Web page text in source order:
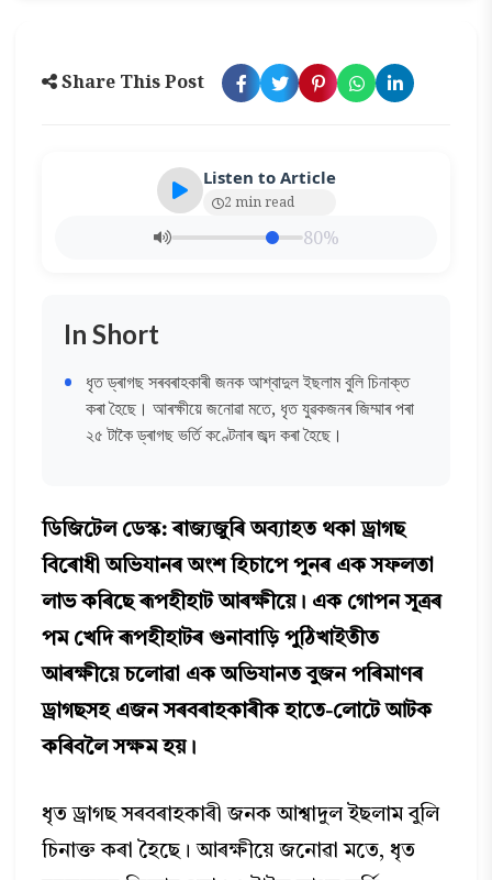
Share This Post
Listen to Article
2 min read
80%
In Short
ধৃত ড্ৰাগছ সৰবৰাহকাৰী জনক আশ্বাদুল ইছলাম বুলি চিনাক্ত
কৰা হৈছে। আৰক্ষীয়ে জনোৱা মতে, ধৃত যুৱকজনৰ জিম্মাৰ পৰা
২৫ টাকৈ ড্ৰাগছ ভৰ্তি কণ্টেনাৰ জব্দ কৰা হৈছে।
ডিজিটেল ডেস্ক: ৰাজ্যজুৰি অব্যাহত থকা ড্ৰাগছ
বিৰোধী অভিযানৰ অংশ হিচাপে পুনৰ এক সফলতা
লাভ কৰিছে ৰূপহীহাট আৰক্ষীয়ে। এক গোপন সূত্ৰৰ
পম খেদি ৰূপহীহাটৰ গুনাবাড়ি পুঠিখাইতীত
আৰক্ষীয়ে চলোৱা এক অভিযানত বুজন পৰিমাণৰ
ড্ৰাগছসহ এজন সৰবৰাহকাৰীক হাতে-লোটে আটক
কৰিবলৈ সক্ষম হয়।
ধৃত ড্ৰাগছ সৰবৰাহকাৰী জনক আশ্বাদুল ইছলাম বুলি
চিনাক্ত কৰা হৈছে। আৰক্ষীয়ে জনোৱা মতে, ধৃত